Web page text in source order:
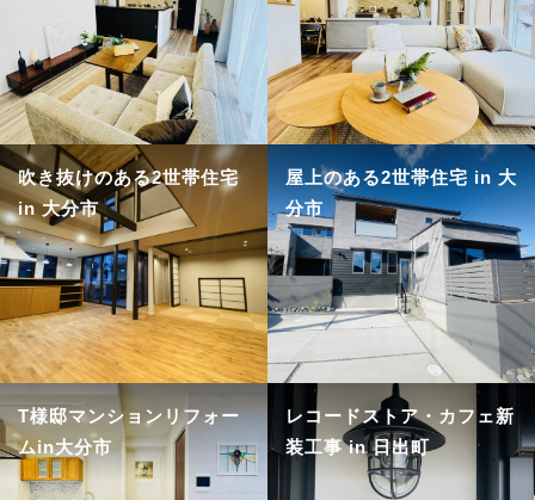
吹き抜けのある2世帯住宅
in 大分市
屋上のある2世帯住宅 in 大
分市
T様邸マンションリフォー
ムin大分市
レコードストア・カフェ新
装工事 in 日出町